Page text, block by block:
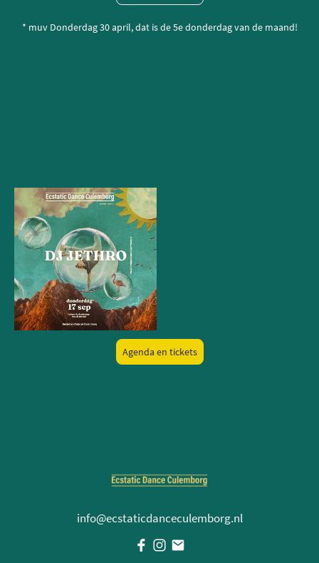
* muv Donderdag 30 april, dat is de 5e donderdag van de maand!
Agenda en tickets
info@ecstaticdanceculemborg.nl